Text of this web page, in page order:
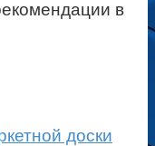
в
доски